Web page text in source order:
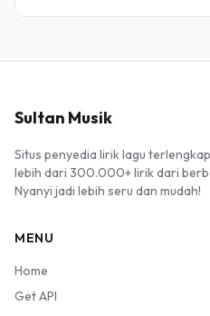
Sultan Musik
Situs penyedia lirik lagu
lebih dari 300.000+ lirik dari
Nyanyi jadi lebih seru dan mudah!
MENU
Home
Get API